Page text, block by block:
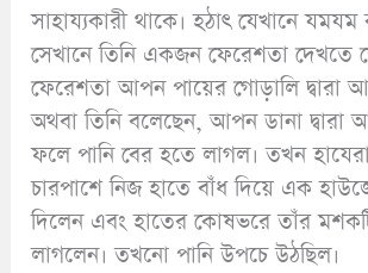
সাহায্যকারী থাকে। হঠাৎ যেখানে
সেখানে তিনি একজন ফেরেশতা দেখতে
ফেরেশতা আপন পায়ের গোড়ালি দ্বারা
অথবা তিনি বলেছেন, আপন ডানা দ্বারা
ফলে পানি বের হতে লাগল। তখন
চারপাশে নিজ হাতে বাঁধ দিয়ে এক
দিলেন এবং হাতের কোষভরে তাঁর
লাগলেন। তখনো পানি উপচে উঠছিল।